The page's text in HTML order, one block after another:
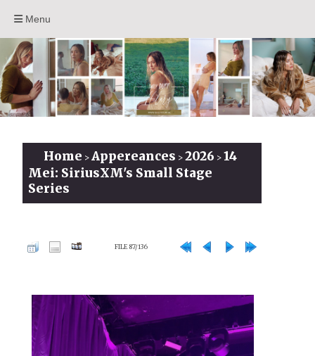
Menu
Home > Appereances > 2026 > 14
Mei: SiriusXM's Small Stage
Series
FILE 87/136